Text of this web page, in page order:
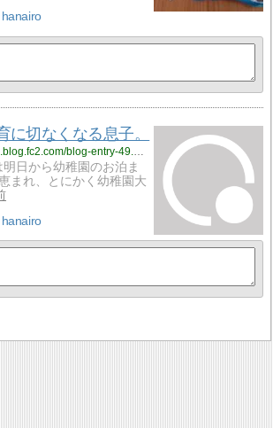
hanairo
に切なくなる息子。
http://nonbiri365kurashi.blog.fc2.com/blog-entry-49.html
日から幼稚園のお泊ま
まれ、とにかく幼稚園大
hanairo